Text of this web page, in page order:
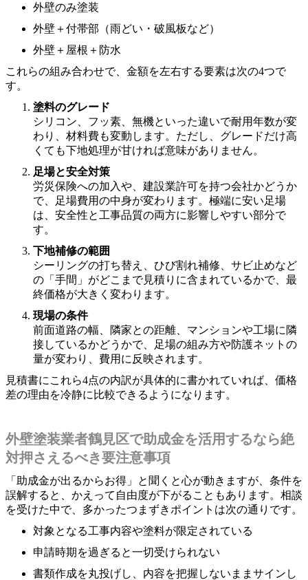
外壁のみ塗装
外壁＋付帯部（雨どい・破風板など）
外壁＋屋根＋防水
これらの組み合わせで、金額を左右する要素は次の4つで
す。
塗料のグレード
シリコン、フッ素、無機といった違いで耐用年数が変
わり、材料費も変動します。ただし、グレードだけ高
くても下地処理が甘ければ意味がありません。
足場と安全対策
労災保険への加入や、建設業許可を持つ会社かどうか
で、足場費用の中身が変わります。極端に安い足場
は、安全性と工事品質の両方に影響しやすい部分で
す。
下地補修の範囲
シーリングの打ち替え、ひび割れ補修、サビ止めなど
の「手間」がどこまで見積りに含まれているかで、最
終価格が大きく変わります。
現場の条件
前面道路の幅、隣家との距離、マンションや工場に隣
接しているかどうかで、足場の組み方や防護ネットの
量が変わり、費用に反映されます。
見積書にこれら4点の内訳が具体的に書かれていれば、価格
差の理由を冷静に比較できるようになります。
外壁塗装業者鶴見区で助成金を活用するなら絶
対押さえるべき要注意事項
「助成金が出るからお得」と聞くと心が動きますが、条件を
誤解すると、かえって自由度が下がることもあります。相談
を受けた中で、多かったつまずきポイントは次の通りです。
対象となる工事内容や塗料が限定されている
申請時期を過ぎると一切受けられない
書類作成を丸投げし、内容を把握しないままサインし